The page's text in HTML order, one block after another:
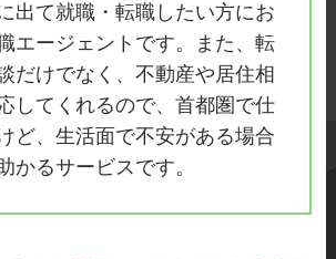
出て就職・転職したい方にお
エージェントです。また、転
だけでなく、不動産や居住相
してくれるので、首都圏で仕
ど、生活面で不安がある場合
かるサービスです。